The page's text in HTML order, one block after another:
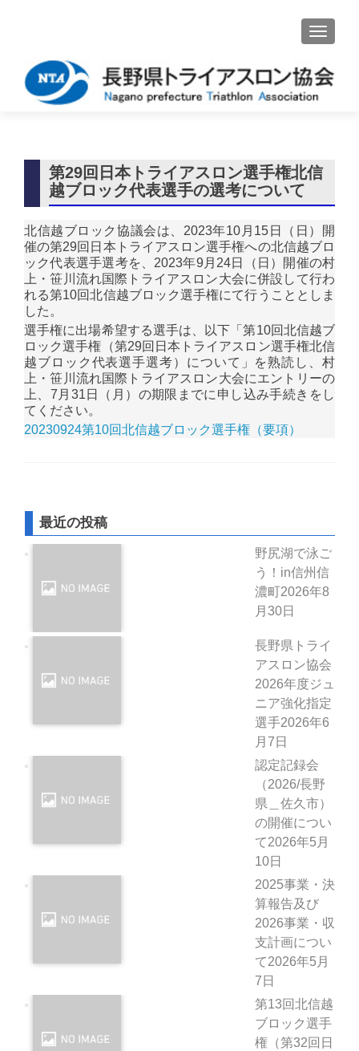
ナビゲ
第29回日本トライアスロン選手権北信
越ブロック代表選手の選考について
北信越ブロック協議会は、2023年10月15日（日）開
催の第29回日本トライアスロン選手権への北信越ブロ
ック代表選手選考を、2023年9月24日（日）開催の村
上・笹川流れ国際トライアスロン大会に併設して行わ
れる第10回北信越ブロック選手権にて行うこととしま
した。
選手権に出場希望する選手は、以下「第10回北信越ブ
ロック選手権（第29回日本トライアスロン選手権北信
越ブロック代表選手選考）について」を熟読し、村
上・笹川流れ国際トライアスロン大会にエントリーの
上、7月31日（月）の期限までに申し込み手続きをし
てください。
20230924第10回北信越ブロック選手権（要項）
最近の投稿
野尻湖で泳ご
う！in信州信
濃町 2026年8
月30日
長野県トライ
アスロン協会
2026年度ジュ
ニア強化指定
選手2026年6
月7日
認定記録会
（2026/長野
県＿佐久市）
の開催につい
て2026年5月
10日
2025事業・決
算報告及び
2026事業・収
支計画につい
て2026年5月
7日
第13回北信越
ブロック選手
権（第32回日